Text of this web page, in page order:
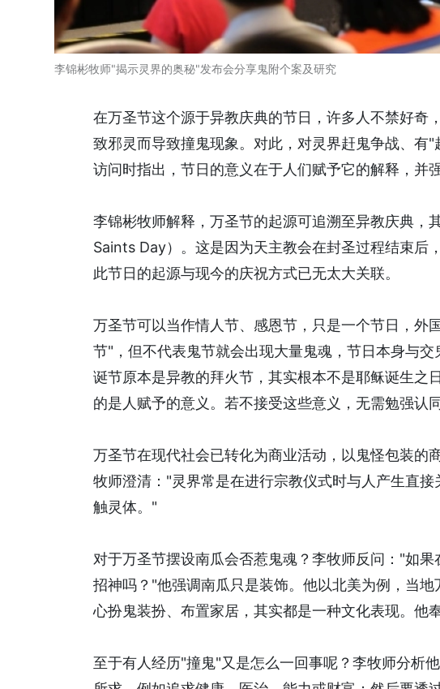
李锦彬牧师"揭示灵界的奥秘"发布会分享鬼附个案及研究
在万圣节这个源于异教庆典的节日，许多人不禁好奇
致邪灵而导致撞鬼现象。对此，对灵界赶鬼争战、有
访问时指出，节日的意义在于人们赋予它的解释，并
李锦彬牧师解释，万圣节的起源可追溯至异教庆典，
Saints Day）。这是因为天主教会在封圣过程结束后
此节日的起源与现今的庆祝方式已无太大关联。
万圣节可以当作情人节、感恩节，只是一个节日，外
节"，但不代表鬼节就会出现大量鬼魂，节日本身与
诞节原本是异教的拜火节，其实根本不是耶稣诞生之
的是人赋予的意义。若不接受这些意义，无需勉强认
万圣节在现代社会已转化为商业活动，以鬼怪包装的
牧师澄清："灵界常是在进行宗教仪式时与人产生直
触灵体。"
对于万圣节摆设南瓜会否惹鬼魂？李牧师反问："如
招神吗？"他强调南瓜只是装饰。他以北美为例，当
心扮鬼装扮、布置家居，其实都是一种文化表现。他
至于有人经历"撞鬼"又是怎么一回事呢？李牧师分析